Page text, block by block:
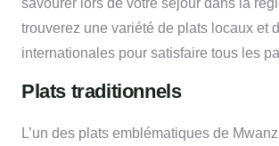
savourer lors de votre séjour dans la
trouverez une variété de plats locaux et
internationales pour satisfaire tous les
Plats traditionnels
L’un des plats emblématiques de